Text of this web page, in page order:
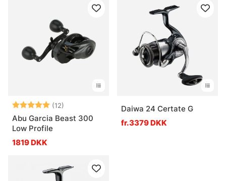
Vurdering: (12)
5.0 ud af 5 stjerner
Abu Garcia Beast 300
Low Profile
1819 DKK
Daiwa 24 Certate G
fr.3379 DKK